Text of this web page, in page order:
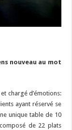
nouveau au mot
chargé d’émotions:
ayant réservé se
unique table de 10
de 22 plats